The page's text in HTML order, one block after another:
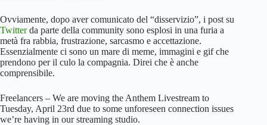
Ovviamente, dopo aver comunicato del “disservizio”, i post su
Twitterda parte della community sono esplosi in una furia a
metà fra rabbia, frustrazione, sarcasmo e accettazione.
Essenzialmente ci sono un mare di meme, immagini e gif che
prendono per il culo la compagnia. Direi che è anche
comprensibile.
Freelancers – We are moving the Anthem Livestream to
Tuesday, April 23rd due to some unforeseen connection issues
we’re having in our streaming studio.